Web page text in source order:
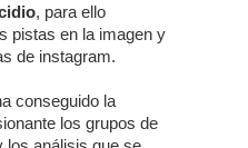
, para ello
pistas en la imagen y
de instagram.
conseguido la
los grupos de